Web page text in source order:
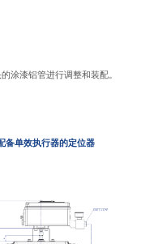
涂漆铝管进行调整和装配。
备单效执行器的定位器